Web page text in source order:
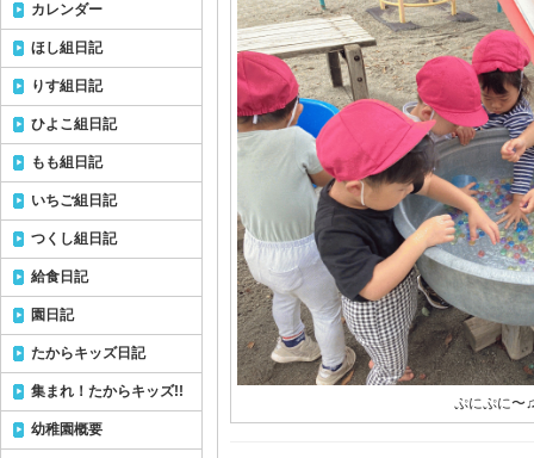
ぷにぷに〜
カレンダー
ほし組日記
りす組日記
ひよこ組日記
もも組日記
いちご組日記
つくし組日記
給食日記
園日記
たからキッズ日記
集まれ！たからキッズ!!
幼稚園概要